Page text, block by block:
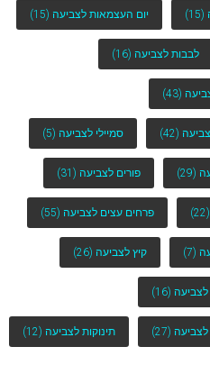
(15) יום העצמאות לצביעה (15)
לבבות לצביעה (16)
(43)
(42) סמיילי לצביעה (5)
(29) פורים לצביעה (31)
(22) פרחים עצים לצביעה (55)
(7) קיץ לצביעה (26)
(16)
(27) תינוקות לצביעה (12)